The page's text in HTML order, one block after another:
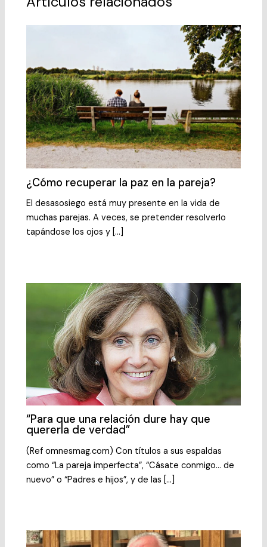
o
k
p
¿Cómo recuperar la paz en la pareja?
El desasosiego está muy presente en la vida de
muchas parejas. A veces, se pretender resolverlo
tapándose los ojos y […]
“Para que una relación dure hay que
quererla de verdad”
(Ref omnesmag.com) Con títulos a sus espaldas
como “La pareja imperfecta”, “Cásate conmigo… de
nuevo” o “Padres e hijos”, y de las […]